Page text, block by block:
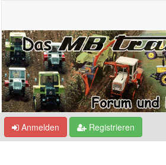
Anmelden Registrieren